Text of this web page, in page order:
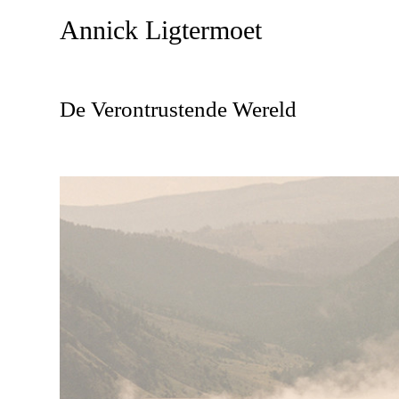
Annick Ligtermoet
De Verontrustende Wereld